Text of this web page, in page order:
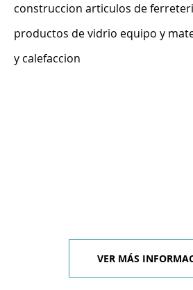
construccion articulos de
productos de vidrio equipo y
y calefaccion
VER MÁS